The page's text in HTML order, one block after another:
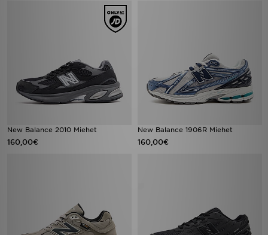
New Balance 2010 Miehet
160,00€
New Balance 1906R Miehet
160,00€